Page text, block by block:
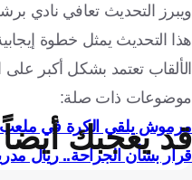
ويبرز التحديث تعافي نادي
هذا التحديث يمثل خطوة
الألقاب تعتمد بشكل أكبر على
موضوعات ذات صلة:
مرموش يلقي الكرة في ملعب
قرار بشأن الجراحة.. ريال
قد يعجبك أيضاً